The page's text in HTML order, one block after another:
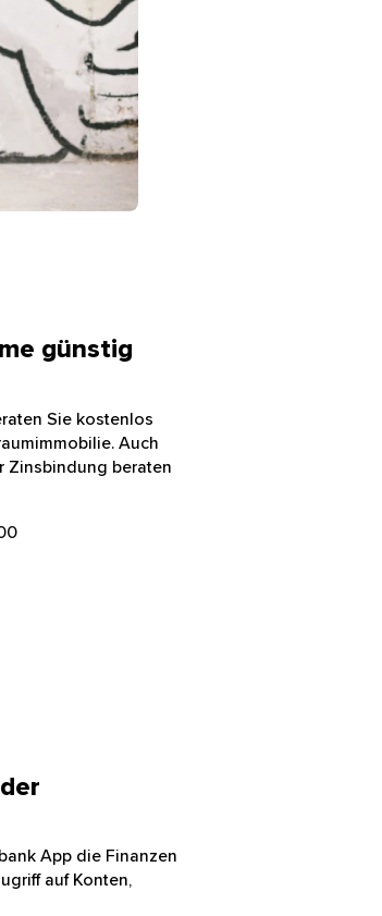
günstig
Sie kostenlos
Auch
Zinsbindung beraten
App die Finanzen
auf Konten,